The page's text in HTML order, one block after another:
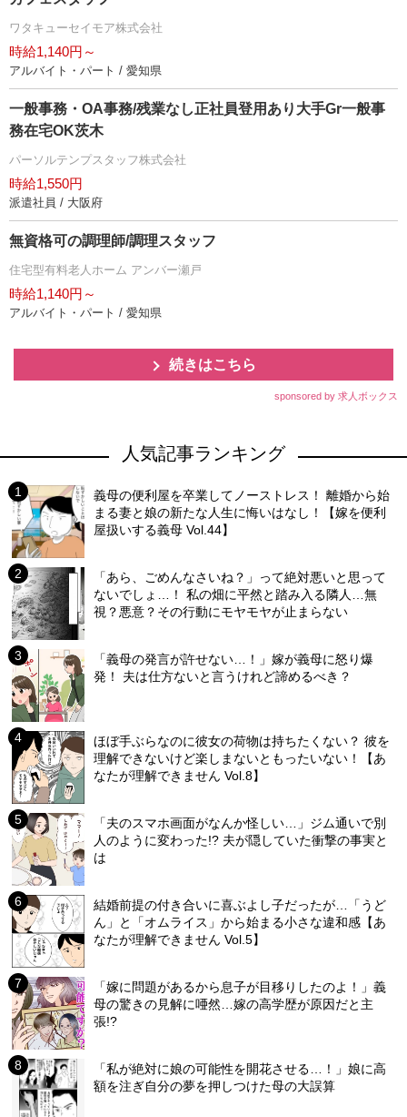
ワタキューセイモア株式会社
時給1,140円～
アルバイト・パート / 愛知県
一般事務・OA事務/残業なし正社員登用あり大手Gr一般事
務在宅OK茨木
パーソルテンプスタッフ株式会社
時給1,550円
派遣社員 / 大阪府
無資格可の調理師/調理スタッフ
住宅型有料老人ホーム アンバー瀬戸
時給1,140円～
アルバイト・パート / 愛知県
続きはこちら
sponsored by 求人ボックス
人気記事ランキング
義母の便利屋を卒業してノーストレス！ 離婚から始
まる妻と娘の新たな人生に悔いはなし！【嫁を便利
屋扱いする義母 Vol.44】
「あら、ごめんなさいね？」って絶対悪いと思って
ないでしょ…！ 私の畑に平然と踏み入る隣人…無
視？悪意？その行動にモヤモヤが止まらない
「義母の発言が許せない…！」嫁が義母に怒り爆
発！ 夫は仕方ないと言うけれど諦めるべき？
ほぼ手ぶらなのに彼女の荷物は持ちたくない？ 彼を
理解できないけど楽しまないともったいない！【あ
なたが理解できません Vol.8】
「夫のスマホ画面がなんか怪しい…」ジム通いで別
人のように変わった!? 夫が隠していた衝撃の事実と
は
結婚前提の付き合いに喜ぶよし子だったが…「うど
ん」と「オムライス」から始まる小さな違和感【あ
なたが理解できません Vol.5】
「嫁に問題があるから息子が目移りしたのよ！」義
母の驚きの見解に唖然…嫁の高学歴が原因だと主
張!?
「私が絶対に娘の可能性を開花させる…！」娘に高
額を注ぎ自分の夢を押しつけた母の大誤算